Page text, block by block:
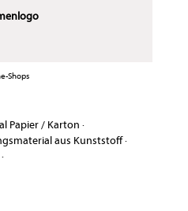
Shops
Papier / Karton ·
aus Kunststoff·
·